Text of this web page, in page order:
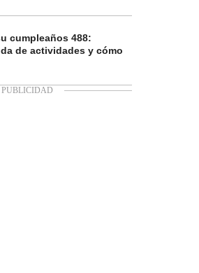
cumpleaños 488:
de actividades y cómo